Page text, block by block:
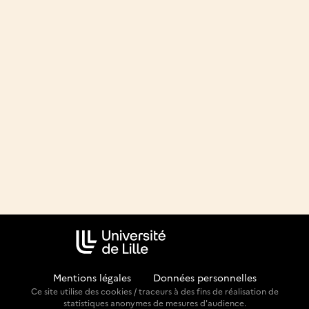
Mentions légales Données personnelles
Ce site utilise des cookies / traceurs à des fins de réalisation de
statistiques anonymes de mesures d'audience.